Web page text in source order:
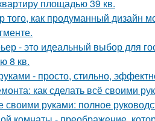
площадью 39 кв.
того, как продуманный
- это идеальный выбор для
8 кв.
- просто, стильно,
как сделать всё своими
своими руками: полное